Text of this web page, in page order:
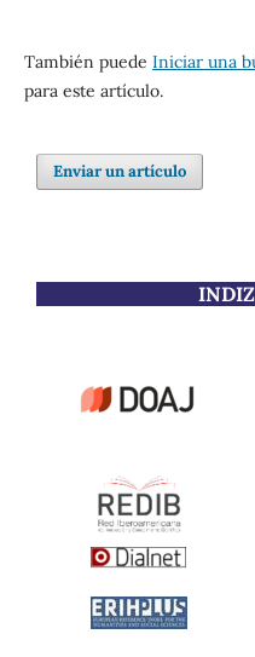
También puede Iniciar una
para este artículo.
Enviar un artículo